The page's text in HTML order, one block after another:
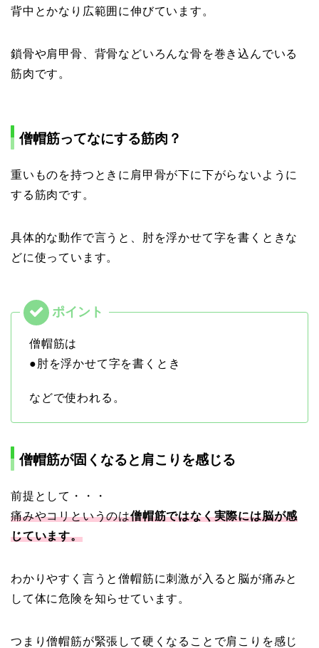
背中とかなり広範囲に伸びています。
鎖骨や肩甲骨、背骨などいろんな骨を巻き込んでいる
筋肉です。
僧帽筋ってなにする筋肉？
重いものを持つときに肩甲骨が下に下がらないように
する筋肉です。
具体的な動作で言うと、肘を浮かせて字を書くときな
どに使っています。
僧帽筋は
●肘を浮かせて字を書くとき
などで使われる。
僧帽筋が固くなると肩こりを感じる
前提として・・・
痛みやコリというのは僧帽筋ではなく実際には脳が感
じています。
わかりやすく言うと僧帽筋に刺激が入ると脳が痛みと
して体に危険を知らせています。
つまり僧帽筋が緊張して硬くなることで肩こりを感じ